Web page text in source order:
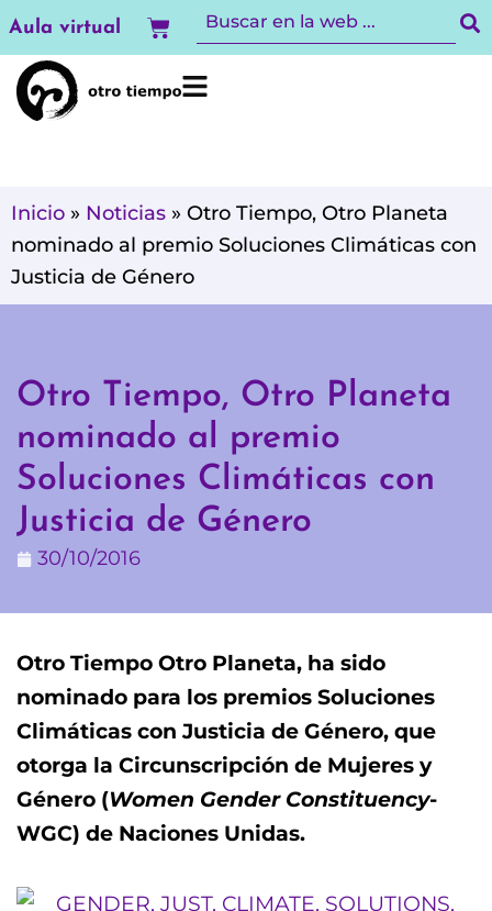
al
contenido
Aula virtual Carrito
Inicio » Noticias » Otro Tiempo, Otro Planeta
nominado al premio Soluciones Climáticas con
Justicia de Género
Otro Tiempo, Otro Planeta
nominado al premio
Soluciones Climáticas con
Justicia de Género
30/10/2016
Otro Tiempo Otro Planeta, ha sido
nominado para los premios Soluciones
Climáticas con Justicia de Género, que
otorga la Circunscripción de Mujeres y
Género (Women Gender Constituency-
WGC) de Naciones Unidas.